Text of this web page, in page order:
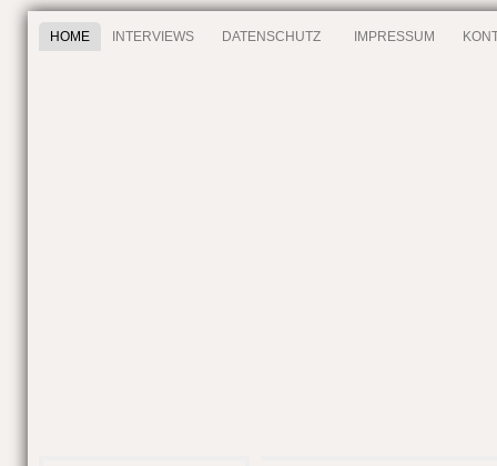
HOME INTERVIEWS DATENSCHUTZ IMPRESSUM